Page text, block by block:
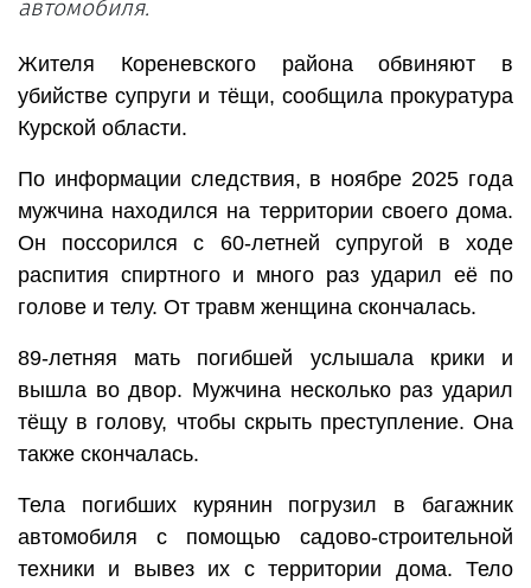
автомобиля.
Жителя Кореневского района обвиняют в
убийстве супруги и тёщи, сообщила прокуратура
Курской области.
По информации следствия, в ноябре 2025 года
мужчина находился на территории своего дома.
Он поссорился с 60-летней супругой в ходе
распития спиртного и много раз ударил её по
голове и телу. От травм женщина скончалась.
89-летняя мать погибшей услышала крики и
вышла во двор. Мужчина несколько раз ударил
тёщу в голову, чтобы скрыть преступление. Она
также скончалась.
Тела погибших курянин погрузил в багажник
автомобиля с помощью садово-строительной
техники и вывез их с территории дома. Тело